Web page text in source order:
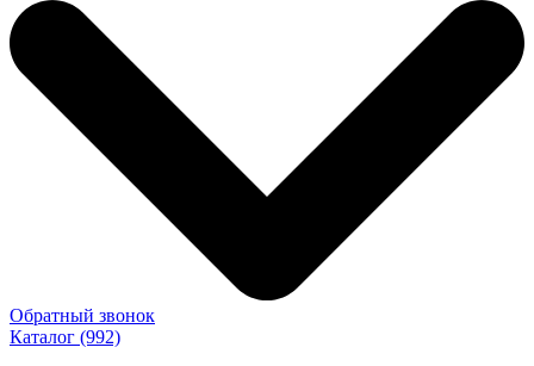
Обратный звонок
Каталог (992)